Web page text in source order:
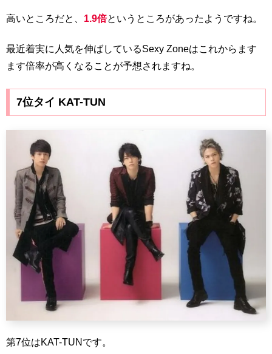
高いところだと、 1.9倍というところがあったようですね。
最近着実に人気を伸ばしているSexy Zoneはこれからます
ます倍率が高くなることが予想されますね。
7位タイ KAT-TUN
第7位はKAT-TUNです。